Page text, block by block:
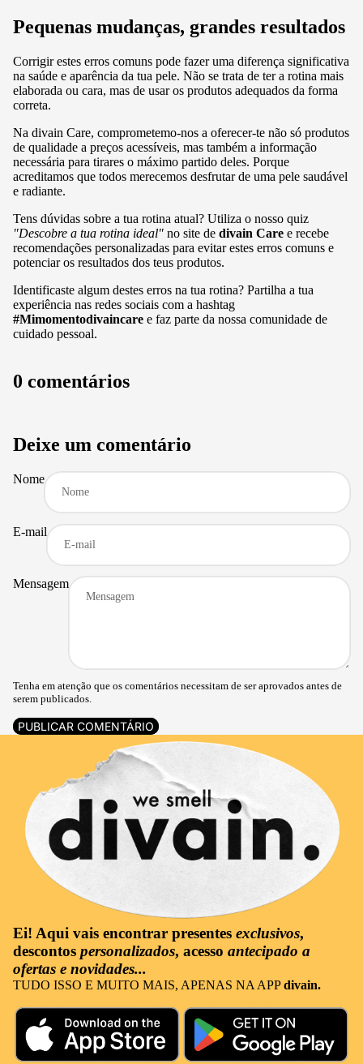
Pequenas mudanças, grandes resultados
Corrigir estes erros comuns pode fazer uma diferença significativa
na saúde e aparência da tua pele. Não se trata de ter a rotina mais
elaborada ou cara, mas de usar os produtos adequados da forma
correta.
Na divain Care, comprometemo-nos a oferecer-te não só produtos
de qualidade a preços acessíveis, mas também a informação
necessária para tirares o máximo partido deles. Porque
acreditamos que todos merecemos desfrutar de uma pele saudável
e radiante.
Tens dúvidas sobre a tua rotina atual? Utiliza o nosso quiz
"Descobre a tua rotina ideal" no site de divain Care e recebe
recomendações personalizadas para evitar estes erros comuns e
potenciar os resultados dos teus produtos.
Identificaste algum destes erros na tua rotina? Partilha a tua
experiência nas redes sociais com a hashtag
#Mimomentodivaincare e faz parte da nossa comunidade de
cuidado pessoal.
0 comentários
Deixe um comentário
Nome
E-mail
Mensagem
Tenha em atenção que os comentários necessitam de ser aprovados antes de
serem publicados.
PUBLICAR COMENTÁRIO
Ei! Aqui vais encontrar presentes exclusivos,
descontos personalizados, acesso antecipado a
ofertas e novidades...
TUDO ISSO E MUITO MAIS, APENAS NA APPdivain.